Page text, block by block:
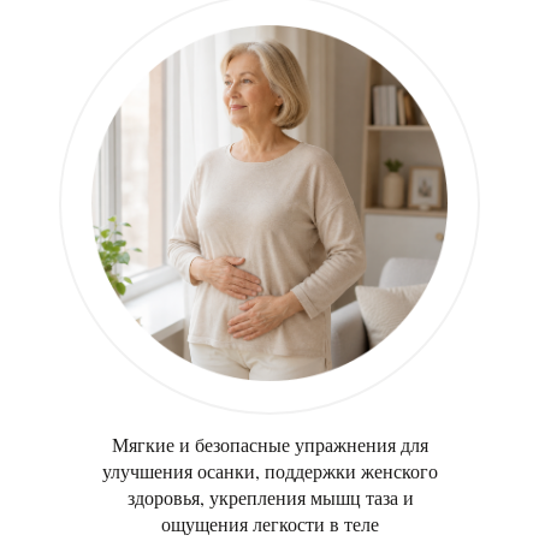
Мягкие и безопасные упражнения для
улучшения осанки, поддержки женского
здоровья, укрепления мышц таза и
ощущения легкости в теле